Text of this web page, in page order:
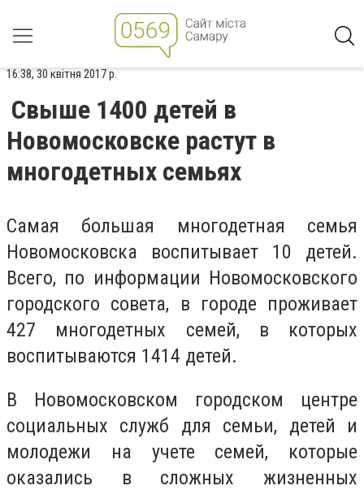
16:38, 30 квітня 2017 р.
Свыше 1400 детей в
Новомосковске растут в
многодетных семьях
Самая большая многодетная семья
Новомосковска воспитывает 10 детей.
Всего, по информации Новомосковского
городского совета, в городе проживает
427 многодетных семей, в которых
воспитываются 1414 детей.
В Новомосковском городском центре
социальных служб для семьи, детей и
молодежи на учете семей, которые
оказались в сложных жизненных